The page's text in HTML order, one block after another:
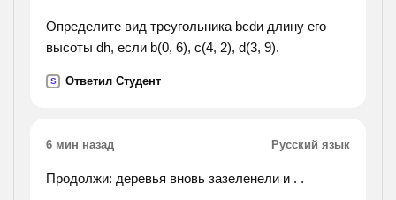
Определите вид треугольника bcdи длину его
высоты dh, если b(0, 6), c(4, 2), d(3, 9).
S Ответил Студент
6 мин назад Русский язык
Продолжи: деревья вновь зазеленели и . .